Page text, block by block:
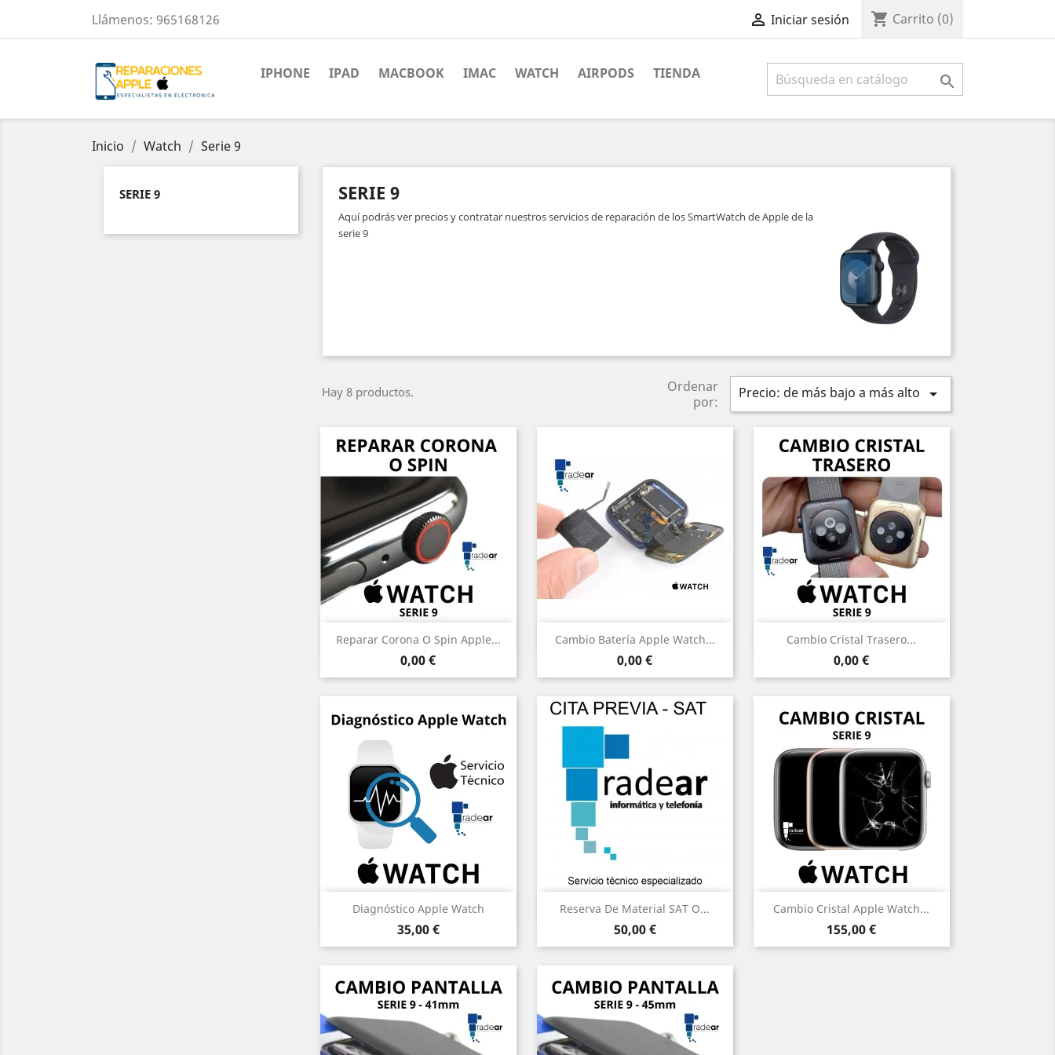
Llámenos: 965168126  Iniciar sesión shopping_cart Carrito (0)
IPHONE IPAD MACBOOK IMAC WATCH AIRPODS TIENDA 
Inicio Watch Serie 9
SERIE 9 SERIE 9
Aquí podrás ver precios y contratar nuestros servicios de reparación de los SmartWatch de Apple de la
serie 9
Hay 8 productos.
Ordenar
por:
Precio: de más bajo a más alto 
Reparar Corona O Spin Apple...
Precio
0,00 €
Vista rápida Cambio Batería Apple Watch...
Precio
0,00 €
Vista rápida Cambio Cristal Trasero...
Precio
0,00 €
Vista rápida
Diagnóstico Apple Watch
Precio
35,00 €
Vista rápida Reserva De Material SAT O...
Precio
50,00 €
Vista rápida Cambio Cristal Apple Watch...
Precio
155,00 €
Vista rápida